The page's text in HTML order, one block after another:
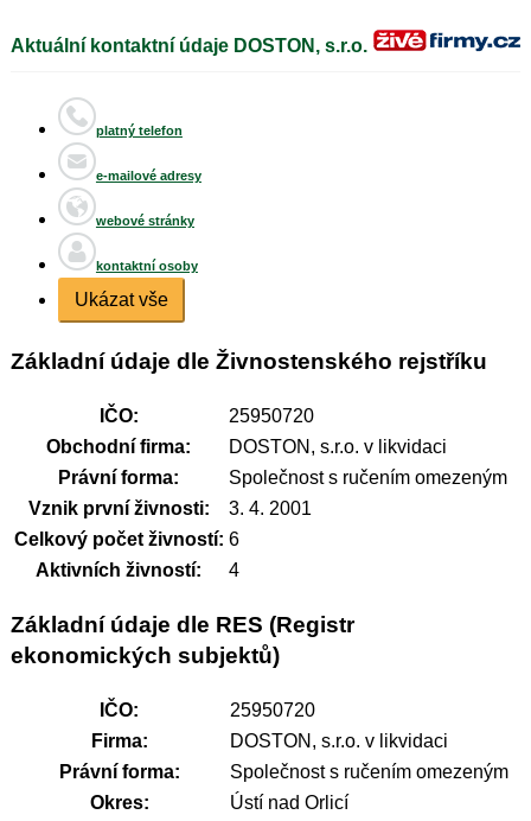
Aktuální kontaktní údaje DOSTON, s.r.o.
platný telefon
e-mailové adresy
webové stránky
kontaktní osoby
Ukázat vše
Základní údaje dle Živnostenského rejstříku
IČO:
25950720
Obchodní firma:
DOSTON, s.r.o. v likvidaci
Právní forma:
Společnost s ručením omezeným
Vznik první živnosti:
3. 4. 2001
Celkový počet živností: 6
Aktivních živností:
4
Základní údaje dle RES (Registr
ekonomických subjektů)
IČO:
25950720
Firma:
DOSTON, s.r.o. v likvidaci
Právní forma:
Společnost s ručením omezeným
Okres:
Ústí nad Orlicí